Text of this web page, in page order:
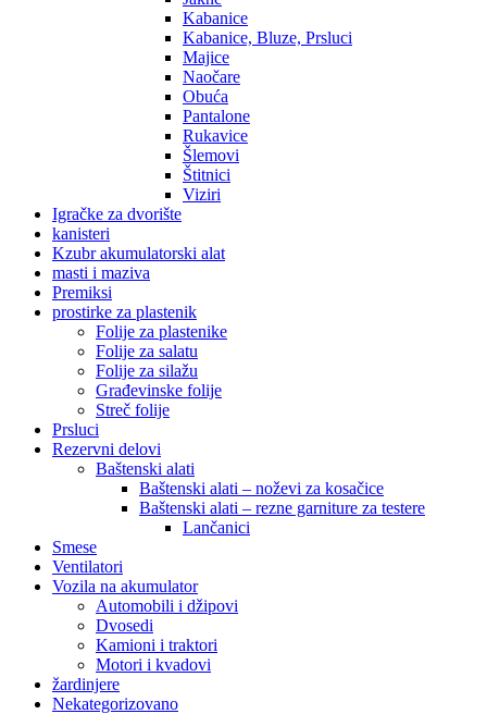
Kabanice
Kabanice, Bluze, Prsluci
Majice
Naočare
Obuća
Pantalone
Rukavice
Šlemovi
Štitnici
Viziri
Igračke za dvorište
kanisteri
Kzubr akumulatorski alat
masti i maziva
Premiksi
prostirke za plastenik
Folije za plastenike
Folije za salatu
Folije za silažu
Građevinske folije
Streč folije
Prsluci
Rezervni delovi
Baštenski alati
Baštenski alati – noževi za kosačice
Baštenski alati – rezne garniture za testere
Lančanici
Smese
Ventilatori
Vozila na akumulator
Automobili i džipovi
Dvosedi
Kamioni i traktori
Motori i kvadovi
žardinjere
Nekategorizovano